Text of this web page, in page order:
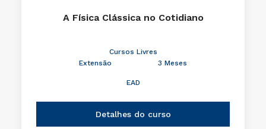
A Física Clássica no Cotidiano
Cursos Livres
Extensão
3 Meses
EAD
Detalhes do curso